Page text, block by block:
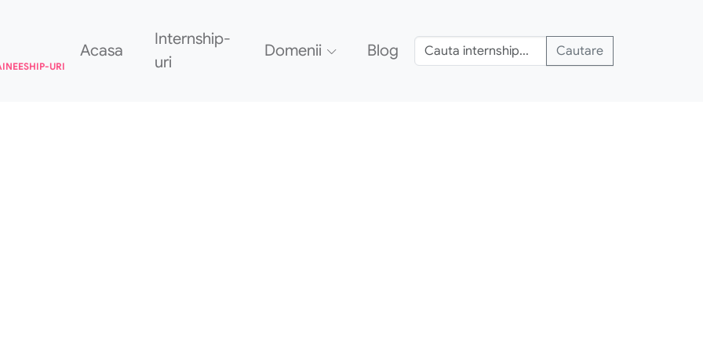
URI
Acasa
Internship-
uri
Domenii Blog Cautare